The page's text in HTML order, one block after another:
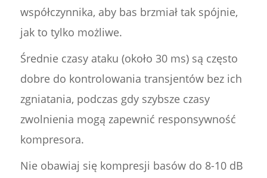
współczynnika, aby bas brzmiał tak spójnie,
jak to tylko możliwe.
Średnie czasy ataku (około 30 ms) są często
dobre do kontrolowania transjentów bez ich
zgniatania, podczas gdy szybsze czasy
zwolnienia mogą zapewnić responsywność
kompresora.
Nie obawiaj się kompresji basów do 8-10 dB